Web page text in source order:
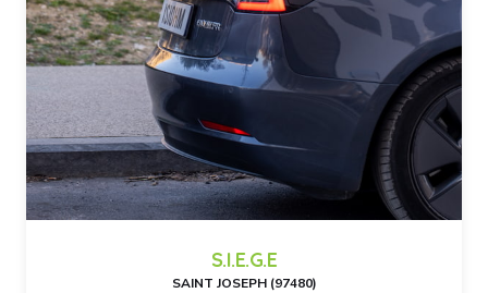
S.I.E.G.E
SAINT JOSEPH (97480)